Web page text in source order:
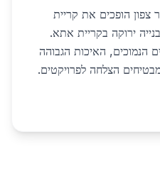
צפון הופכים את קריית
ירוקה בקריית אתא.
הנמוכים, האיכות הגבוהה
הצלחה לפרויקטים.